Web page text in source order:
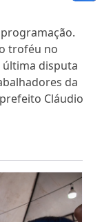
troféu no
última disputa
da
Cláudio